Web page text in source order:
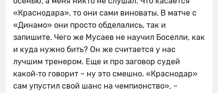
«Краснодара», то они сами виноваты. В матче с
«Динамо» они просто обделались, так и
запишите. Чего же Мусаев не научил Боселли, как
и куда нужно бить? Он же считается у нас
лучшим тренером. Еще и про заговор судей
какой‑то говорит – ну это смешно. «Краснодар»
сам упустил свой шанс на чемпионство», –